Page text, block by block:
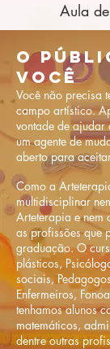
Aula
O
VOCÊ
Você não precisa
campo artístico.
vontade de ajudar
um agente de
aberto para
Como a
multidisciplinar n
Arteterapia e nem
as profissões que
graduação. O
plásticos,
sociais,
Enfermeiros,
tenhamos alunos
matemáticos,
dentre outras